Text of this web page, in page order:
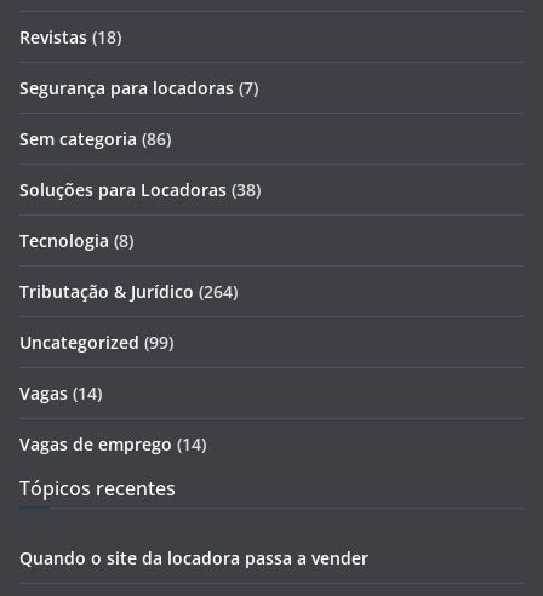
Revistas (18)
Segurança para locadoras (7)
Sem categoria (86)
Soluções para Locadoras (38)
Tecnologia (8)
Tributação & Jurídico (264)
Uncategorized (99)
Vagas (14)
Vagas de emprego (14)
Tópicos recentes
Quando o site da locadora passa a vender